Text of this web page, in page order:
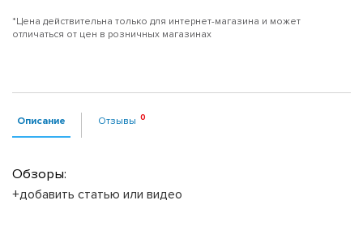
*Цена действительна только для интернет-магазина и может
отличаться от цен в розничных магазинах
Описание Отзывы
Обзоры:
+добавить статью или видео